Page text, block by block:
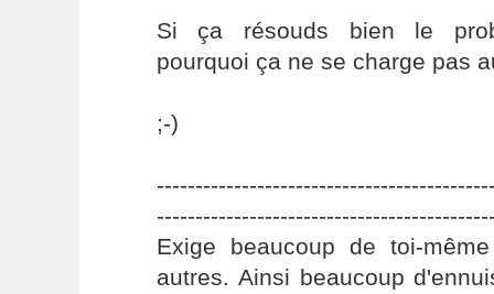
Si ça résouds bien le
pourquoi ça ne se charge pas
;-)
Exige beaucoup de toi-
autres. Ainsi beaucoup